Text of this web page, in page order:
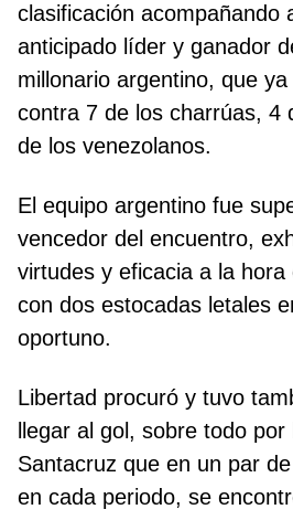
clasificación acompañando
anticipado líder y ganador
millonario argentino, que
contra 7 de los charrúas, 4
de los venezolanos.
El equipo argentino fue
vencedor del encuentro,
virtudes y eficacia a la hora
con dos estocadas letales
oportuno.
Libertad procuró y tuvo
llegar al gol, sobre todo
Santacruz que en un par
en cada periodo, se